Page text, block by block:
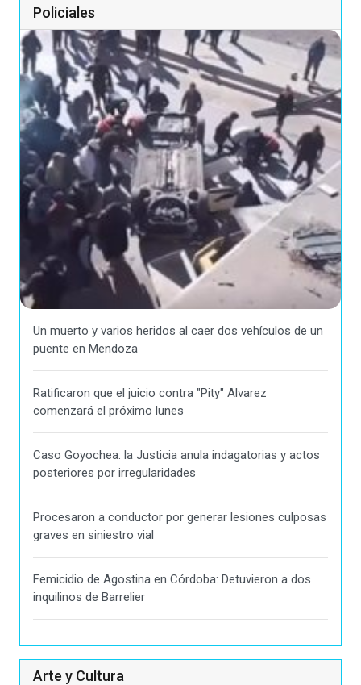
Policiales
Un muerto y varios heridos al caer dos vehículos de un
puente en Mendoza
Ratificaron que el juicio contra "Pity" Alvarez
comenzará el próximo lunes
Caso Goyochea: la Justicia anula indagatorias y actos
posteriores por irregularidades
Procesaron a conductor por generar lesiones culposas
graves en siniestro vial
Femicidio de Agostina en Córdoba: Detuvieron a dos
inquilinos de Barrelier
Arte y Cultura